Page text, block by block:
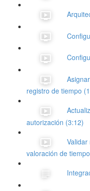
registro de tiempo
autorización (3:12)
valoración de